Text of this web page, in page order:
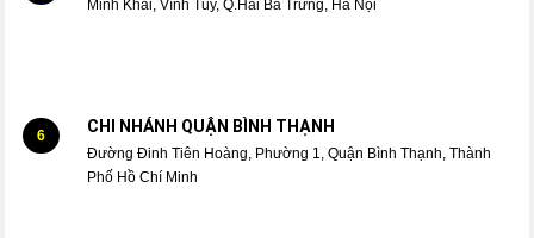
Minh Khai, Vĩnh Tuy, Q.Hai Bà Trưng, Hà Nội
6 CHI NHÁNH QUẬN BÌNH THẠNH
Đường Đinh Tiên Hoàng, Phường 1, Quận Bình Thạnh, Thành
Phố Hồ Chí Minh